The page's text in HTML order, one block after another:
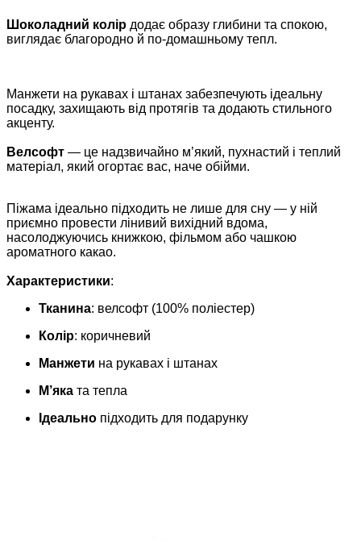
Шоколадний колір додає образу глибини та спокою,
виглядає благородно й по-домашньому тепл.
Манжети на рукавах і штанах забезпечують ідеальну
посадку, захищають від протягів та додають стильного
акценту.
Велсофт — це надзвичайно м’який, пухнастий і теплий
матеріал, який огортає вас, наче обійми.
Піжама ідеально підходить не лише для сну — у ній
приємно провести лінивий вихідний вдома,
насолоджуючись книжкою, фільмом або чашкою
ароматного какао.
Характеристики:
Тканина: велсофт (100% поліестер)
Колір: коричневий
Манжети на рукавах і штанах
М’яка та тепла
Ідеально підходить для подарунку